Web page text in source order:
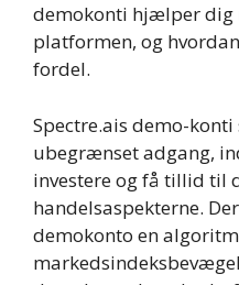
demokonti hjælper dig
platformen, og
fordel.
Spectre.ais demo-
ubegrænset adgang,
investere og få tillid til
handelsaspekterne.
demokonto en